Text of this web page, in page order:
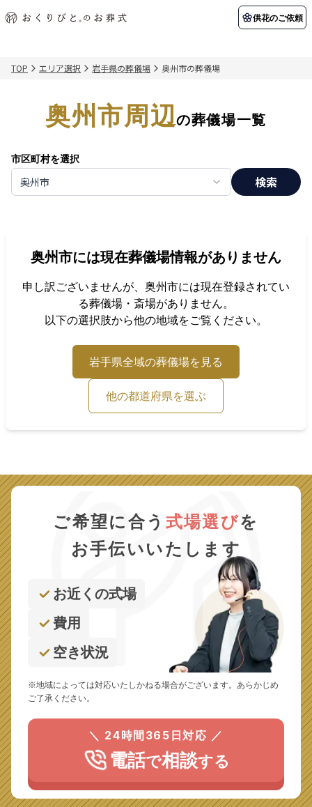
供花のご依頼
納棺の儀とは？
アフターサポート
会社概要 店舗用地募集
関東エリア
千葉県
北海道エリア
お客様の声
供花のご依頼
TOP エリア選択 岩手県の葬儀場 奥州市の葬儀場
奥州市周辺の葬儀場一覧
市区町村を選択
奥州市 検索
奥州市には現在葬儀場情報がありません
申し訳ございませんが、 奥州市には現在登録されてい
る葬儀場・斎場がありません。
以下の選択肢から他の地域をご覧ください。
岩手県全域の葬儀場を見る
他の都道府県を選ぶ
ご希望に合う 式場選びを
お手伝いいたします
お近くの式場
費用
空き状況
※地域によっては対応いたしかねる場合がございます。あらかじめ
ご了承ください。
＼ 24時間365日対応 ／
電話で相談する